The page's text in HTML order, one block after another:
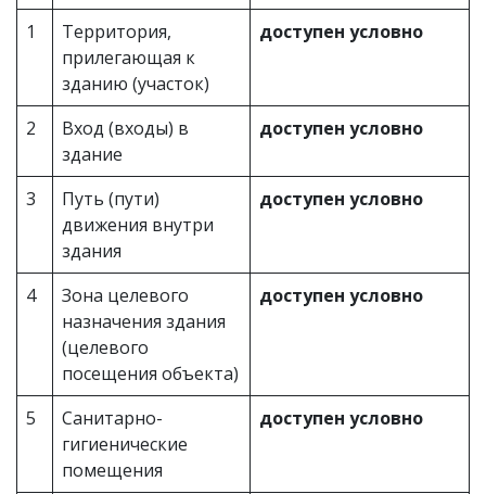
1
Территория,
прилегающая к
зданию (участок)
доступен условно
2
Вход (входы) в
здание
доступен условно
3
Путь (пути)
движения внутри
здания
доступен условно
4
Зона целевого
назначения здания
(целевого
посещения объекта)
доступен условно
5
Санитарно-
гигиенические
помещения
доступен условно